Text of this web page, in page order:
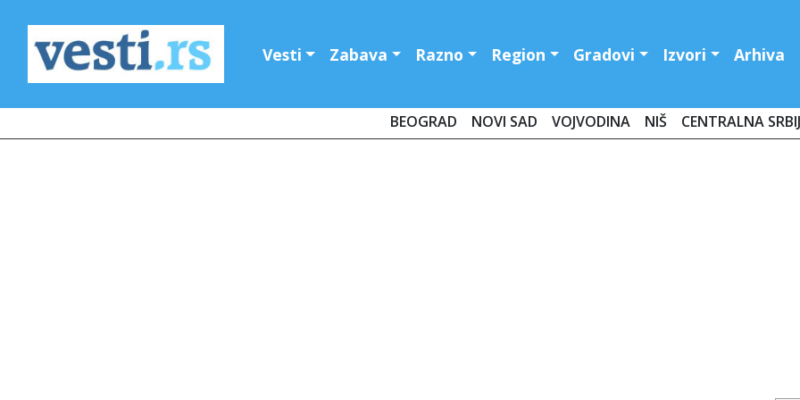
Vesti Zabava Razno Region Gradovi Izvori Arhiva
BEOGRAD NOVI SAD VOJVODINA NIŠ CENTRALNA